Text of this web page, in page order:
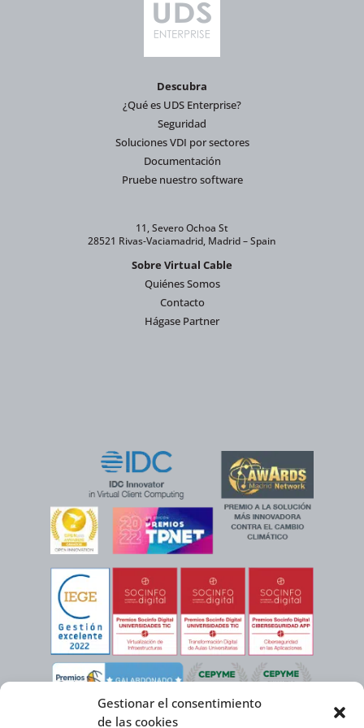
Gestionar el consentimiento
de las cookies
Descubra
¿Qué es UDS Enterprise?
Seguridad
Soluciones VDI por sectores
Documentación
Pruebe nuestro software
11, Severo Ochoa St
28521 Rivas-Vaciamadrid, Madrid – Spain
Sobre Virtual Cable
Quiénes Somos
Contacto
Hágase Partner